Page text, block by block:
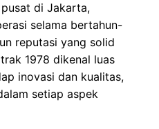
di Jakarta,
selama bertahun-
reputasi yang solid
1978 dikenal luas
inovasi dan kualitas,
setiap aspek